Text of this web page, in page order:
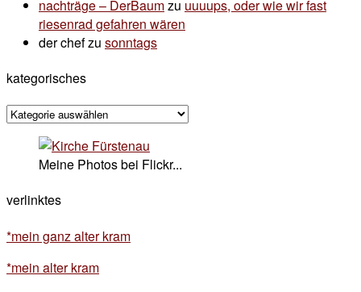
nachträge – DerBaumzu uuuups, oder wie wir fast
riesenrad gefahren wären
der chefzu sonntags
kategorisches
kategorisches
Meine Photos bei Flickr...
verlinktes
*mein ganz alter kram
*mein alter kram